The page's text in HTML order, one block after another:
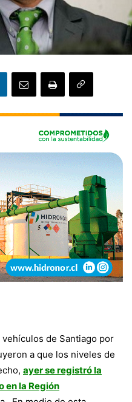
de Santiago por
a que los niveles de
ayer se registró la
en la Región